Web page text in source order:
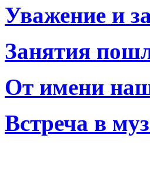
Уважение и
Занятия
От имени
Встреча в